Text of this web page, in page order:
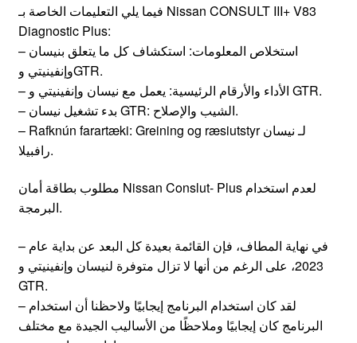
فيما يلي التعليمات الخاصة بـ Nissan CONSULT III+ V83
Diagnostic Plus:
– استخلاص المعلومات: استكشاف كل ما يتعلق بنيسان
وإنفينيتي وGTR.
– الأداء والأرقام الرئيسية: يعمل مع نيسان وإنفينيتي و GTR.
– بدء تشغيل نيسان GTR: الشيب والإصلاح.
– Rafknún farartæki: Greining og ræsiutstyr لـ نيسان
رافبيلا.
مطلوب بطاقة أمان Nissan Conslut- Plus لعدم استخدام
البرمجة.
– في نهاية المطاف، فإن القائمة بعيدة كل البعد عن بداية عام
2023، على الرغم من أنها لا تزال متوفرة لنيسان وإنفينيتي و
GTR.
– لقد كان استخدام البرنامج إيجابيًا ولاحظنا أن استخدام
البرنامج كان إيجابيًا وملاحظًا من الأساليب الجيدة مع مختلف